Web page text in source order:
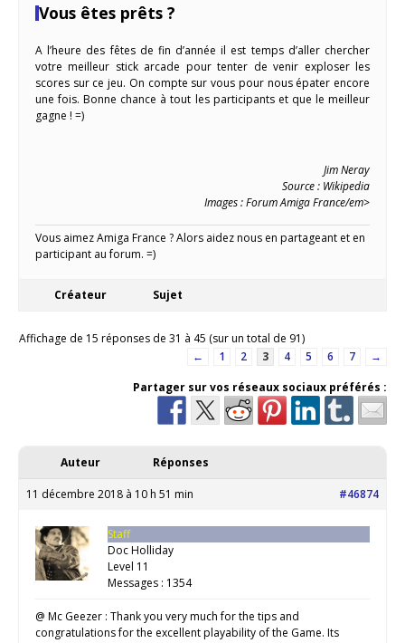
Vous êtes prêts ?
A l’heure des fêtes de fin d’année il est temps d’aller chercher
votre meilleur stick arcade pour tenter de venir exploser les
scores sur ce jeu. On compte sur vous pour nous épater encore
une fois. Bonne chance à tout les participants et que le meilleur
gagne ! =)
Jim Neray
Source : Wikipedia
Images : Forum Amiga France/em>
Vous aimez Amiga France ? Alors aidez nous en partageant et en
participant au forum. =)
Créateur Sujet
Affichage de 15 réponses de 31 à 45 (sur un total de 91)
←
1 2 3 4 5 6 7
→
Partager sur vos réseaux sociaux préférés :
Auteur Réponses
11 décembre 2018 à 10 h 51 min #46874
Staff
Doc Holliday
Level 11
Messages : 1354
@ Mc Geezer : Thank you very much for the tips and
congratulations for the excellent playability of the Game. Its